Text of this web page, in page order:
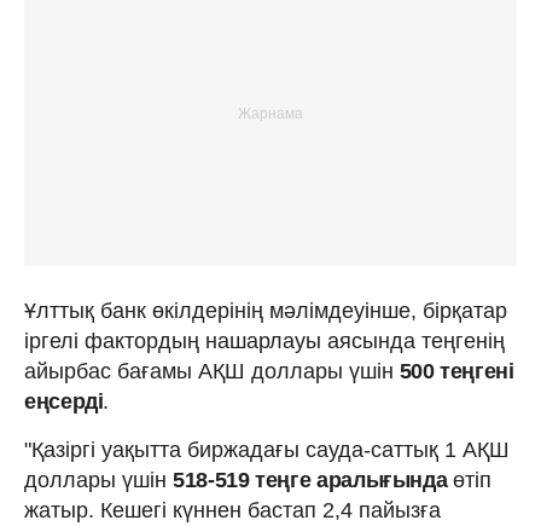
Ұлттық банк өкілдерінің мәлімдеуінше, бірқатар
іргелі фактордың нашарлауы аясында теңгенің
айырбас бағамы АҚШ доллары үшін 500 теңгені
еңсерді.
"Қазіргі уақытта биржадағы сауда-саттық 1 АҚШ
доллары үшін 518-519 теңге аралығындаөтіп
жатыр. Кешегі күннен бастап 2,4 пайызға